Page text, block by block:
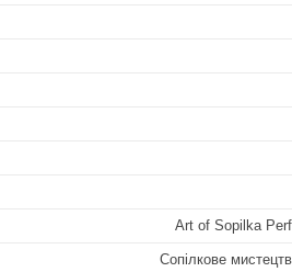
Art of Sopilka
Сопілкове